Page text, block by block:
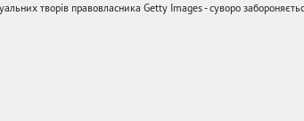
творів правовласника Getty Images - суворо